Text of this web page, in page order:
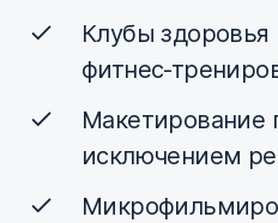
Клубы
фитнес-
Макетирование
исключением